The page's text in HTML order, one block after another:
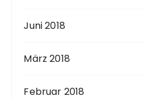
Juni 2018
März 2018
Februar 2018